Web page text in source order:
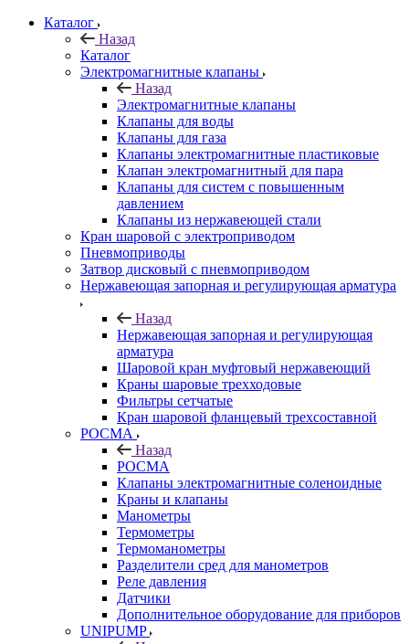
Каталог
Назад
Каталог
Электромагнитные клапаны
Назад
Электромагнитные клапаны
Клапаны для воды
Клапаны для газа
Клапаны электромагнитные пластиковые
Клапан электромагнитный для пара
Клапаны для систем с повышенным
давлением
Клапаны из нержавеющей стали
Кран шаровой с электроприводом
Пневмоприводы
Затвор дисковый с пневмоприводом
Нержавеющая запорная и регулирующая арматура
Назад
Нержавеющая запорная и регулирующая
арматура
Шаровой кран муфтовый нержавеющий
Краны шаровые трехходовые
Фильтры сетчатые
Кран шаровой фланцевый трехсоставной
РОСМА
Назад
РОСМА
Клапаны электромагнитные соленоидные
Краны и клапаны
Манометры
Термометры
Термоманометры
Разделители сред для манометров
Реле давления
Датчики
Дополнительное оборудование для приборов
UNIPUMP